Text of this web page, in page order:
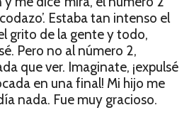
Estaba tan intenso el
grito de la gente y todo,
Pero no al número 2,
que ver. Imaginate, ¡expulsé
en una final! Mi hijo me
nada. Fue muy gracioso.